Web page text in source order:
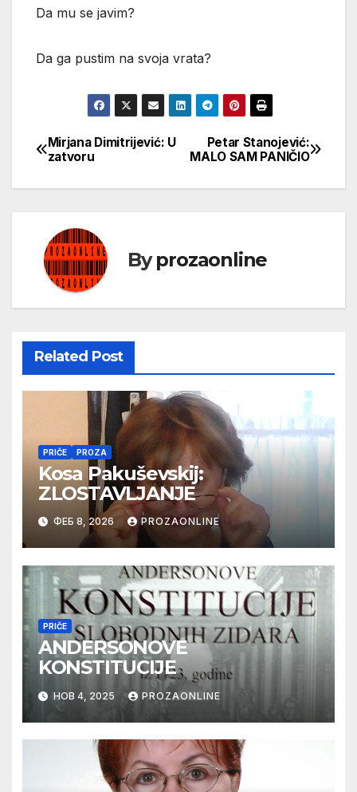
Da mu se javim?
Da ga pustim na svoja vrata?
Кретање
чланка
Petar Stanojević:
MALO SAM PANIČIO
Mirjana Dimitrijević: U
zatvoru
Byprozaonline
Related Post
PRIČE PROZA
Kosa Pakuševskij:
ZLOSTAVLJANJE
ФЕБ 8, 2026 PROZAONLINE
PRIČE
ANDERSONOVE
KONSTITUCIJE
НОВ 4, 2025 PROZAONLINE